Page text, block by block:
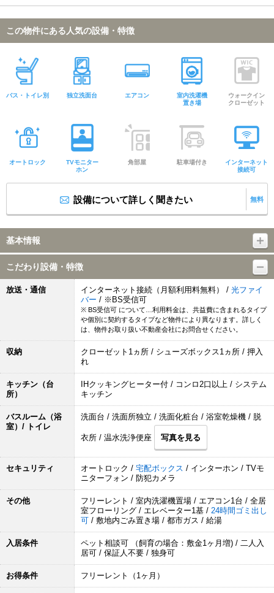
この物件にある人気の設備・特徴
バス・トイレ別 独立洗面台 エアコン
室内洗濯機
置き場
ウォークイン
クローゼット
オートロック
TVモニター
ホン
角部屋 駐車場付き
インターネット
接続可
設備について詳しく聞きたい 無料
基本情報
こだわり設備・特徴
放送・通信 インターネット接続（月額利用料無料） / 光ファイ
バー / ※BS受信可
※ BS受信可 について…利用料金は、共益費に含まれるタイプ
や個別に契約するタイプなど物件により異なります。詳しく
は、物件お取り扱い不動産会社にお問合せください。
収納
クローゼット1ヵ所 / シューズボックス1ヵ所 / 押入
れ
キッチン（台
所）
IHクッキングヒーター付 / コンロ2口以上 / システム
キッチン
バスルーム（浴
室）/ トイレ
洗面台 / 洗面所独立 / 洗面化粧台 / 浴室乾燥機 / 脱
衣所 / 温水洗浄便座 写真を見る
セキュリティ オートロック / 宅配ボックス / インターホン / TVモ
ニターフォン / 防犯カメラ
その他
フリーレント / 室内洗濯機置場 / エアコン1台 / 全居
室フローリング / エレベーター1基 / 24時間ゴミ出し
可 / 敷地内ごみ置き場 / 都市ガス / 給湯
入居条件
ペット相談可 （飼育の場合：敷金1ヶ月増) / 二人入
居可 / 保証人不要 / 独身可
お得条件 フリーレント（1ヶ月）